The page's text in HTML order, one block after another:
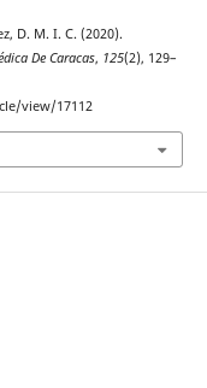
D. M. I. C. (2020).
De Caracas, 125(2), 129–
view/17112